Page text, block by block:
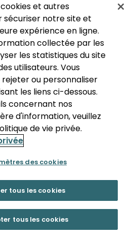
et autres
sécuriser notre site et
expérience en ligne.
collectée par les
les statistiques du site
utilisateurs. Vous
ou personnaliser
les liens ci-dessous.
concernant nos
d'information, veuillez
de vie privée.
des cookies
tous les cookies
tous les cookies